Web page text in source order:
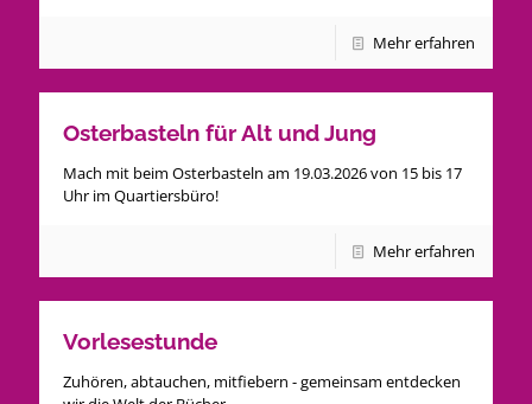
Mehr erfahren
Osterbasteln für Alt und Jung
Mach mit beim Osterbasteln am 19.03.2026 von 15 bis 17
Uhr im Quartiersbüro!
Mehr erfahren
Vorlesestunde
Zuhören, abtauchen, mitfiebern - gemeinsam entdecken